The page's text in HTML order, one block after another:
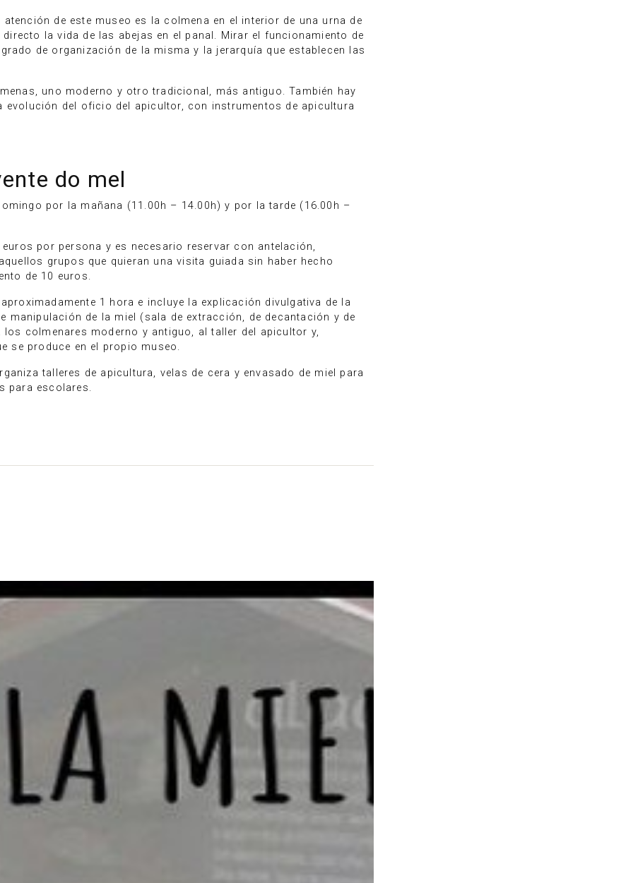
de este museo es la colmena en el interior de una urna de
la vida de las abejas en el panal. Mirar el funcionamiento de
de organización de la misma y la jerarquía que establecen las
uno moderno y otro tradicional, más antiguo. También hay
evolución del oficio del apicultor, con instrumentos de apicultura
do mel
por la mañana (11.00h – 14.00h) y por la tarde (16.00h –
por persona y es necesario reservar con antelación,
grupos que quieran una visita guiada sin haber hecho
de 10 euros.
1 hora e incluye la explicación divulgativa de la
manipulación de la miel (sala de extracción, de decantación y de
colmenares moderno y antiguo, al taller del apicultor y,
se produce en el propio museo.
talleres de apicultura, velas de cera y envasado de miel para
para escolares.